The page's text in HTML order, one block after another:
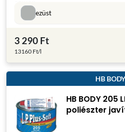
ezüst
3 290 Ft
13160 Ft/l
HB BODY
HB BODY 205
poliészter